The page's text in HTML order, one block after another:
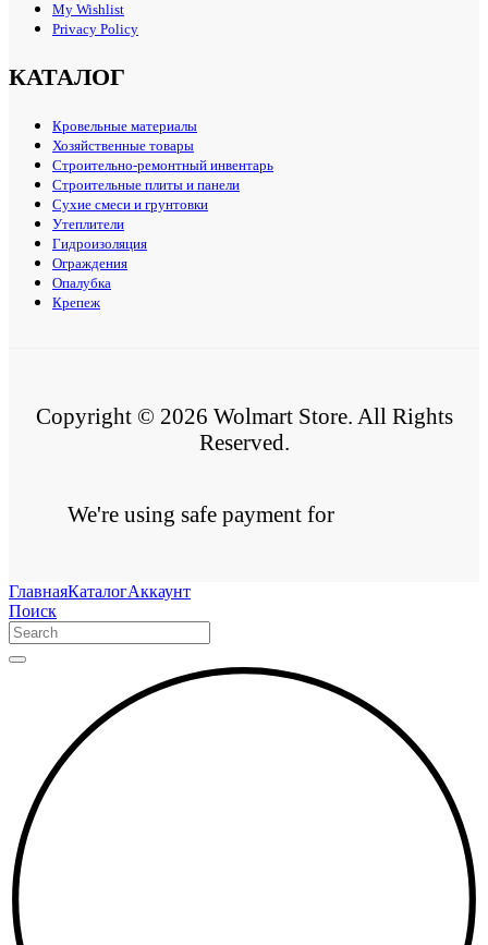
My Wishlist
Privacy Policy
КАТАЛОГ
Кровельные материалы
Хозяйственные товары
Строительно-ремонтный инвентарь
Строительные плиты и панели
Сухие смеси и грунтовки
Утеплители
Гидроизоляция
Ограждения
Опалубка
Крепеж
Copyright © 2026 Wolmart Store. All Rights
Reserved.
We're using safe payment for
ГлавнаяКаталогАккаунт
Поиск